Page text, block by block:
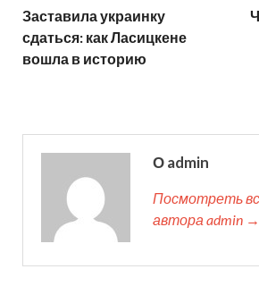
Заставила украинку
сдаться: как Ласицкене
вошла в историю
О admin
Посмотреть
автора admin →